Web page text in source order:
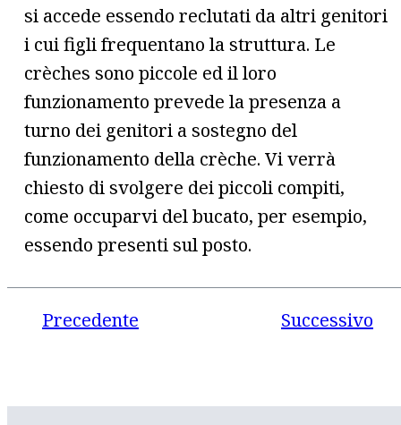
si accede essendo reclutati da altri genitori
i cui figli frequentano la struttura. Le
crèches sono piccole ed il loro
funzionamento prevede la presenza a
turno dei genitori a sostegno del
funzionamento della crèche. Vi verrà
chiesto di svolgere dei piccoli compiti,
come occuparvi del bucato, per esempio,
essendo presenti sul posto.
Precedente Successivo